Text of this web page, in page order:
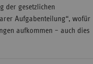
der gesetzlichen
Aufgabenteilung“, wofür
aufkommen – auch dies